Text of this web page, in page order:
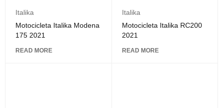
Italika
Motocicleta Italika Modena
175 2021
READ MORE
Italika
Motocicleta Italika RC200
2021
READ MORE